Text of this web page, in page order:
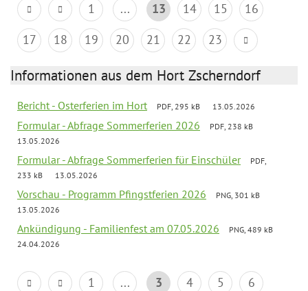
1 ... 13 14 15
16
17
18 19 20 21 22 23
Informationen aus dem Hort Zscherndorf
Bericht - Osterferien im Hort PDF, 295 kB 13.05.2026
Formular - Abfrage Sommerferien 2026
PDF, 238 kB
13.05.2026
Formular - Abfrage Sommerferien für Einschüler
PDF,
233 kB
13.05.2026
Vorschau - Programm Pfingstferien 2026
PNG, 301 kB
13.05.2026
Ankündigung - Familienfest am 07.05.2026
PNG, 489 kB
24.04.2026
1 ... 3 4 5
6